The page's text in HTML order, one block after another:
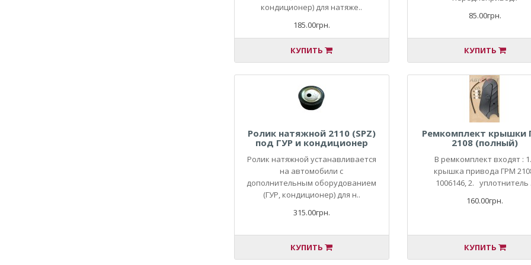
кондиционер) для натяже..
185.00грн.
КУПИТЬ
85.00грн.
КУПИТЬ
Ролик натяжной 2110 (SPZ)
под ГУР и кондиционер
Ролик натяжной устанавливается
на автомобили с
дополнительным оборудованием
(ГУР, кондиционер) для н..
315.00грн.
КУПИТЬ
Ремкомплект крышки
2108 (полный)
В ремкомплект входят : 1.
крышка привода ГРМ
1006146, 2. уплотнитель
160.00грн.
КУПИТЬ